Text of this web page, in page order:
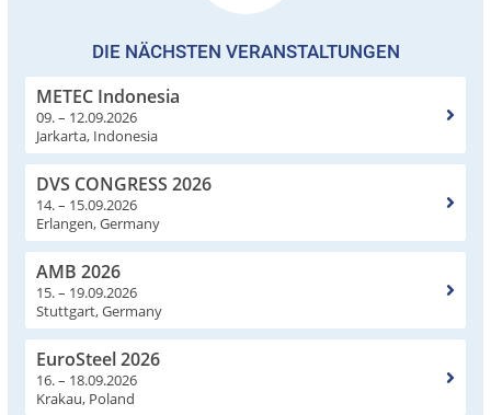
DIE NÄCHSTEN VERANSTALTUNGEN
METEC Indonesia
09. – 12.09.2026
Jarkarta, Indonesia
DVS CONGRESS 2026
14. – 15.09.2026
Erlangen, Germany
AMB 2026
15. – 19.09.2026
Stuttgart, Germany
EuroSteel 2026
16. – 18.09.2026
Krakau, Poland